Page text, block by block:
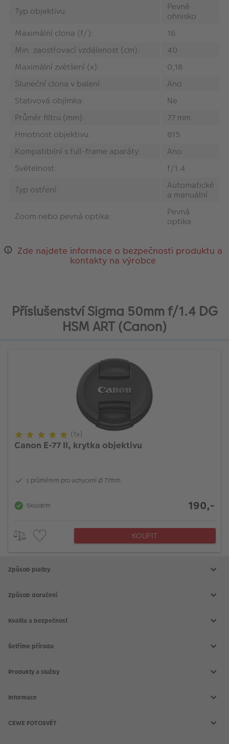
Typ objektivu:
Pevné
ohnisko
Maximální clona (f/):
16
Min. zaostřovací vzdálenost (cm):
40
Maximální zvětšení (x):
0,18
Sluneční clona v balení:
Ano
Stativová objímka:
Ne
Průměr filtru (mm):
77 mm
Hmotnost objektivu:
815
Kompatibilní s full-frame aparáty:
Ano
Světelnost:
f/1.4
Typ ostření:
Automatické
a manuální
Zoom nebo pevná optika:
Pevná
optika
Zde najdete informace o bezpečnosti produktu a
kontakty na výrobce
Příslušenství Sigma 50mm f/1.4 DG
HSM ART (Canon)
(1x)
Canon E-77 II, krytka objektivu
s průměrem pro uchycení Ø 77mm
Skladem 190,-
KOUPIT
Způsob platby
Způsob doručení
Kvalita a bezpečnost
Šetříme přírodu
Produkty a služby
Slovník fotografických pojmů
Informace
Doprava a platba
CEWE FOTOSVĚT